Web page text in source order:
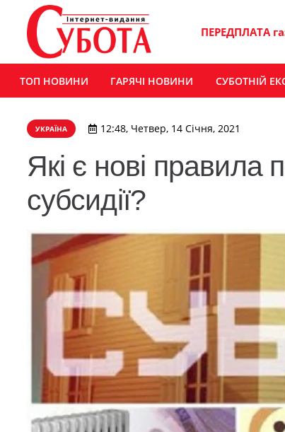
ПЕРЕДПЛАТА
ТОП НОВИНИ ГАРЯЧІ НОВИНИ СУБОТНІЙ
УКРАЇНА 12:48, Четвер, 14 Січня, 2021
Які є нові правила
субсидії?